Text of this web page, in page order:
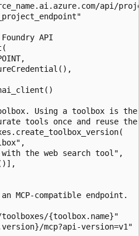
api/
API
Using a toolbox is the
tools once and reuse
the web search tool",
MCP-compatible endpoint.
{toolbox.name}"
mcp?api-version=v1"